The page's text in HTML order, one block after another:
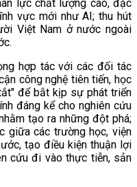
lực chất lượng cao, đặc
vực mới như AI; thu hút
Việt Nam ở nước ngoài
hợp tác với các đối tác
công nghệ tiên tiến, học
để bắt kịp sự phát triển
đáng kể cho nghiên cứu
tạo ra những đột phá;
giữa các trường học, viện
tạo điều kiện thuận lợi
cứu đi vào thực tiễn, sản